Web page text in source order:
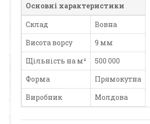
Основні характеристики
Склад
Вовна
Висота ворсу
9 мм
Щільність на м²
500 000
Форма
Прямокутна
Виробник
Молдова